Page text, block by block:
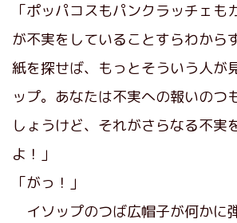
「ポッパコスもパンクラッチェも
が不実をしていることすらわから
紙を探せば、もっとそういう人が
ップ。あなたは不実への報いのつ
しょうけど、それがさらなる不実
よ！」
「がっ！」
イソップのつば広帽子が何かに